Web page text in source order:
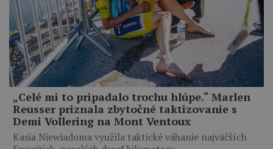
„Celé mi to pripadalo trochu hlúpe.“ Marlen
Reusser priznala zbytočné taktizovanie s
Demi Vollering na Mont Ventoux
Kasia Niewiadoma využila taktické váhanie najväčších